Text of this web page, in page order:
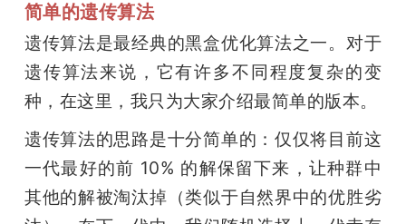
简单的遗传算法
遗传算法是最经典的黑盒优化算法之一。对于
遗传算法来说，它有许多不同程度复杂的变
种，在这里，我只为大家介绍最简单的版本。
遗传算法的思路是十分简单的：仅仅将目前这
一代最好的前 10% 的解保留下来，让种群中
其他的解被淘汰掉（类似于自然界中的优胜劣